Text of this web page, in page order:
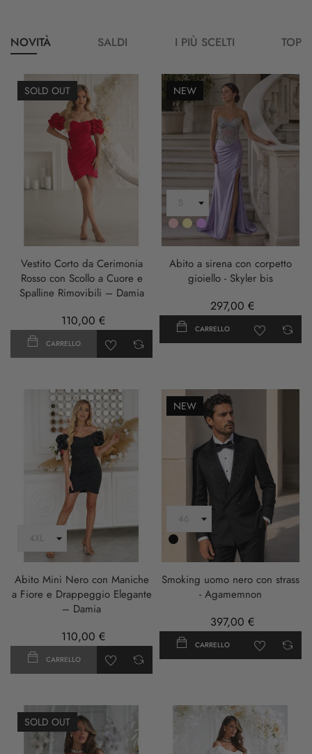
NOVITÀ SALDI I PIÙ SCELTI TOP
SOLD OUT
Vestito Corto da Cerimonia
Rosso con Scollo a Cuore e
Spalline Rimovibili – Damia
110,00 €
CARRELLO
NEW
RosaOroLILLA
Abito a sirena con corpetto
gioiello - Skyler bis
297,00 €
CARRELLO
Abito Mini Nero con Maniche
a Fiore e Drappeggio Elegante
– Damia
110,00 €
CARRELLO
NEW
Nero
Smoking uomo nero con strass
- Agamemnon
397,00 €
CARRELLO
SOLD OUT